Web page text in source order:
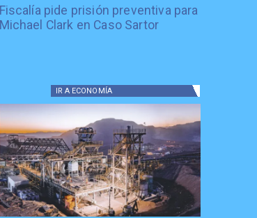
Fiscalía pide prisión preventiva para
Michael Clark en Caso Sartor
IR A ECONOMÍA